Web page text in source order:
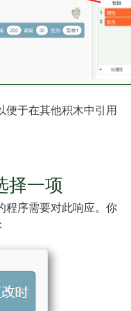
便于在其他积木中引用
择一项
程序需要对此响应。你